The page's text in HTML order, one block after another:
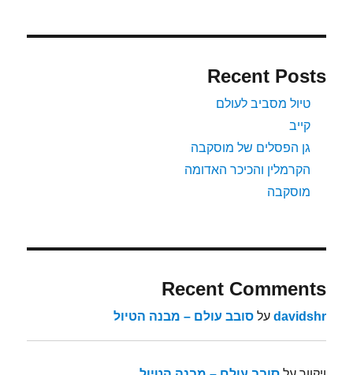
Recent Posts
טיול מסביב לעולם
קייב
גן הפסלים של מוסקבה
הקרמלין והכיכר האדומה
מוסקבה
Recent Comments
davidshr עלסובב עולם – מבנה הטיול